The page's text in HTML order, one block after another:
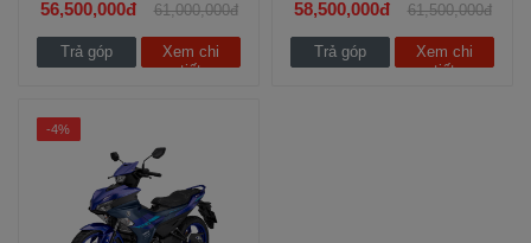
56,500,000đ 61,000,000đ
Trả góp
Xem chi
tiết
58,500,000đ 61,500,000đ
Trả góp
Xem chi
tiết
-4%